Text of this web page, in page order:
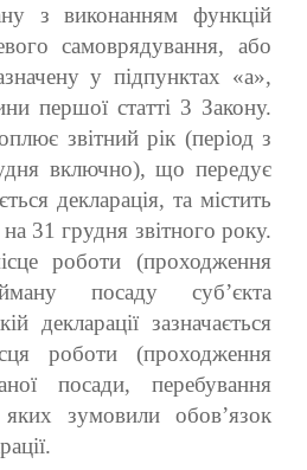
з виконанням функцій
самоврядування, або
у підпунктах «а»,
першої статті 3 Закону.
звітний рік (період з
включно), що передує
декларація, та містить
31 грудня звітного року.
роботи (проходження
посаду суб’єкта
декларації зазначається
роботи (проходження
посади, перебування
зумовили обов’язок